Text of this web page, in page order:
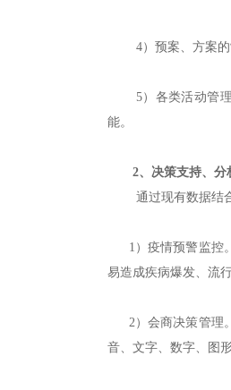
4）预案、方案
5）各类活动管
能。
2、决策支持、分
通过现有数据结
1）疫情预警监控。
易造成疾病爆发、流
2）会商决策管理。
音、文字、数字、图